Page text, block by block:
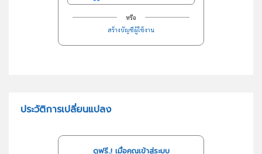
หรือ
สร้างบัญชีผู้ใช้งาน
ประวัติการเปลี่ยนแปลง
ดูฟรี..! เมื่อคุณเข้าสู่ระบบ